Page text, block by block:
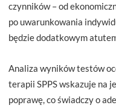
czynników – od
po uwarunkowania
będzie dodatkowym
Analiza wyników testów
terapii SPPS wskazuje na
poprawę, co świadczy o